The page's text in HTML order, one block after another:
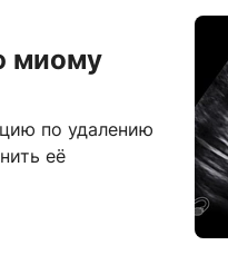
миому
по удалению
её